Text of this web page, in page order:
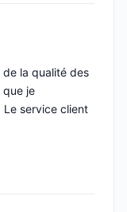
la qualité des
que je
Le service client